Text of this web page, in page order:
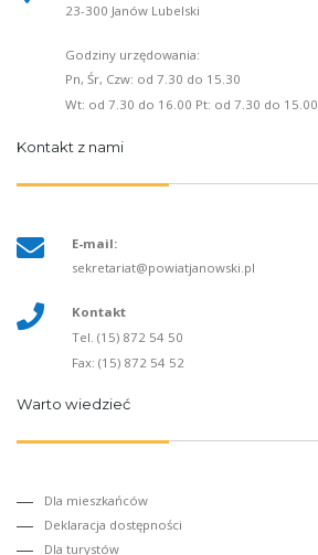
23-300 Janów Lubelski
Godziny urzędowania:
Pn, Śr, Czw: od 7.30 do 15.30
Wt: od 7.30 do 16.00 Pt: od 7.30 do 15.00
Kontakt z nami
E-mail:
sekretariat@powiatjanowski.pl
Kontakt
Tel. (15) 872 54 50
Fax: (15) 872 54 52
Warto wiedzieć
Dla mieszkańców
Deklaracja dostępności
Dla turystów